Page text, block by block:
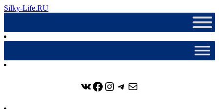
Silky-Life.RU
ВКонтакте
Facebook
Instagram
Telegram
Почта